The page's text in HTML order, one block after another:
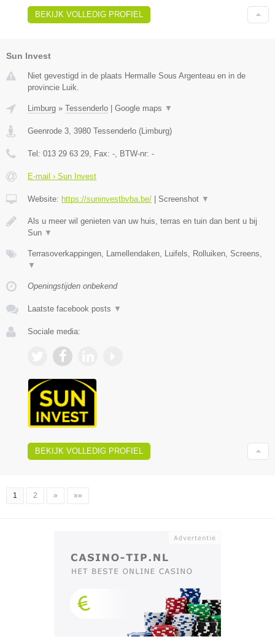
BEKIJK VOLLEDIG PROFIEL
Sun Invest
Niet gevestigd in de plaats Hermalle Sous Argenteau en in de
provincie Luik.
Limburg » Tessenderlo Google maps ▼
Geenrode 3 3980 Tessenderlo ( Limburg)
Tel: 013 29 63 29 , Fax: - , BTW-nr: -
E-mail › Sun Invest
Website: https://suninvestbvba.be/ Screenshot ▼
Als u meer wil genieten van uw huis, terras en tuin dan bent u bij
Sun ▼
Terrasoverkappingen, Lamellendaken, Luifels, Rolluiken, Screens,
▼
Openingstijden onbekend
Laatste facebook posts ▼
Sociale media:
BEKIJK VOLLEDIG PROFIEL
1 2 » »»